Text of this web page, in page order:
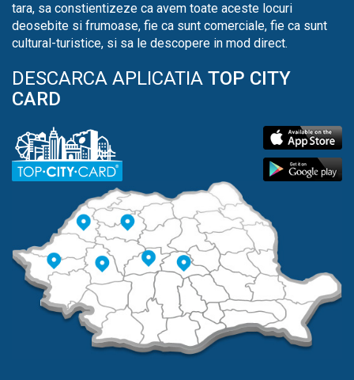
tara, sa constientizeze ca avem toate aceste locuri
deosebite si frumoase, fie ca sunt comerciale, fie ca sunt
cultural-turistice, si sa le descopere in mod direct.
DESCARCA APLICATIA TOP CITY
CARD